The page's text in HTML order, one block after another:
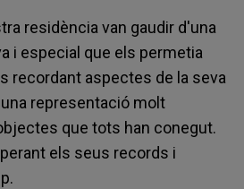
residència van gaudir d'una
i especial que els permetia
recordant aspectes de la seva
representació molt
que tots han conegut.
els seus records i